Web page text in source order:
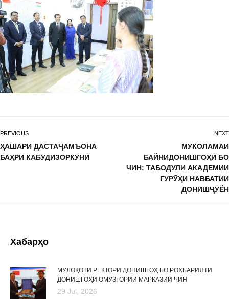
PREVIOUS
ҲАШАРИ ДАСТАҶАМЪОНА
БАҲРИ КАБУДИЗОРКУНӢ
NEXT
МУКОЛАМАИ
БАЙНИДОНИШГОҲӢ БО
ЧИН: ТАБОДУЛИ АКАДЕМИИ
ГУРӮҲИ НАВБАТИИ
ДОНИШҶӮЁН
Хабарҳо
МУЛОҚОТИ РЕКТОРИ ДОНИШГОҲ БО РОҲБАРИЯТИ
ДОНИШГОҲИ ОМӮЗГОРИИ МАРКАЗИИ ЧИН
29 Jul, 2026